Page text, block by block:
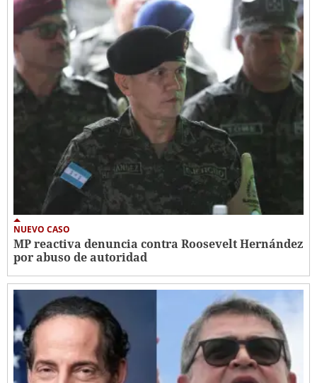
NUEVO CASO
MP reactiva denuncia contra Roosevelt Hernández
por abuso de autoridad